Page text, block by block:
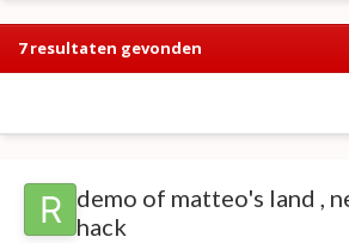
7 resultaten gevonden
demo of matteo's land ,
hack